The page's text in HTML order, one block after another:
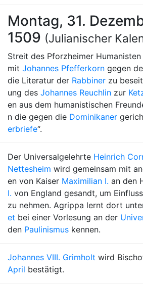
Montag, 31.
1509 (Julianischer
Streit des Pforzheimer Humanisten
mit Johannes Pfefferkorn gegen
die Literatur der Rabbiner zu
ung des Johannes Reuchlin zur
en aus dem humanistischen
n die gegen die Dominikaner
erbriefe“.
Der Universalgelehrte Heinrich
Nettesheim wird gemeinsam mit
en von Kaiser Maximilian I. an den
I. von England gesandt, um
zu nehmen. Agrippa lernt dort
et bei einer Vorlesung an der
den Paulinismus kennen.
Johannes VIII. Grimholt wird
April bestätigt.